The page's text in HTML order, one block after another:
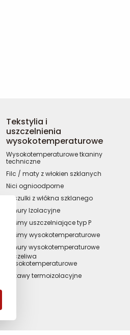
Tekstylia i
uszczelnienia
wysokotemperaturowe
Wysokotemperaturowe tkaniny
techniczne
Filc / maty z włokien szklanych
Nici ognioodporne
Koszulki z włókna szklanego
Sznury Izolacyjne
Taśmy uszczelniające typ P
Taśmy wysokotemperaturowe
Sznury wysokotemperaturowe
Szczeliwa
wysokotemperaturowe
Rękawy termoizolacyjne